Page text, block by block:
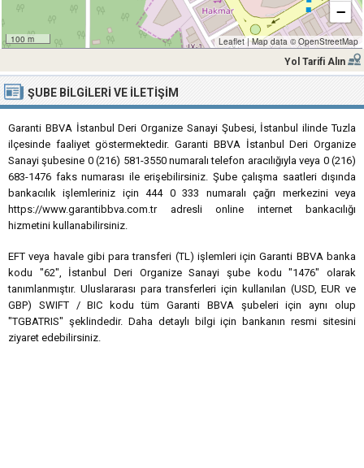
100 m
−
Leaflet |Map data ©OpenStreetMap
Yol Tarifi Alın
ŞUBE BILGILERI VE İLETIŞIM
Garanti BBVA İstanbul Deri Organize Sanayi Şubesi, İstanbul ilinde Tuzla
ilçesinde faaliyet göstermektedir. Garanti BBVA İstanbul Deri Organize
Sanayi şubesine 0 (216) 581-3550 numaralı telefon aracılığıyla veya 0 (216)
683-1476 faks numarası ile erişebilirsiniz. Şube çalışma saatleri dışında
bankacılık işlemleriniz için 444 0 333 numaralı çağrı merkezini veya
https://www.garantibbva.com.tr adresli online internet bankacılığı
hizmetini kullanabilirsiniz.
EFT veya havale gibi para transferi (TL) işlemleri için Garanti BBVA banka
kodu "62", İstanbul Deri Organize Sanayi şube kodu "1476" olarak
tanımlanmıştır. Uluslararası para transferleri için kullanılan (USD, EUR ve
GBP) SWIFT / BIC kodu tüm Garanti BBVA şubeleri için aynı olup
"TGBATRIS" şeklindedir. Daha detaylı bilgi için bankanın resmi sitesini
ziyaret edebilirsiniz.